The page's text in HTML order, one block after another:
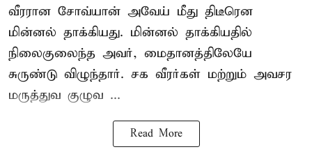
வீரரான சோவ்யான் அவேய் மீது திடீரென
மின்னல் தாக்கியது. மின்னல் தாக்கியதில்
நிலைகுலைந்த அவர், மைதானத்திலேயே
சுருண்டு விழுந்தார். சக வீரர்கள் மற்றும் அவசர
மருத்துவ குழுவ ...
Read More